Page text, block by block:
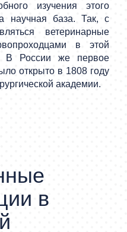
изучения этого
научная база. Так, с
ветеринарные
в этой
В России же первое
открыто в 1808 году
академии.
в